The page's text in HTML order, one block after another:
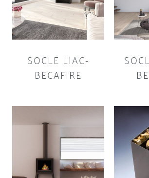
SOCLE LIAC-
BECAFIRE